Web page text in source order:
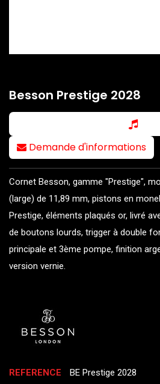
Besson Prestige 2028
Demande d'informations
Cornet Besson, gamme "Prestige",
(large) de 11,89 mm, pistons en
Prestige, éléments plaqués or, livré
de boutons lourds, trigger à double
principale et 3ème pompe, finition
version vernie.
REFERENCE BE Prestige 2028